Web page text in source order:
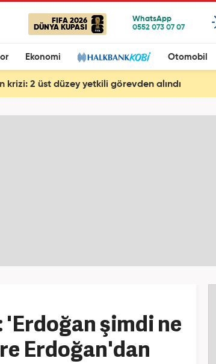
FIFA 2026
DÜNYA KUPASI
Ekonomi Otomobil
krizi: 2 üst düzey yetkili görevden alındı
şimdi ne
Erdoğan'dan